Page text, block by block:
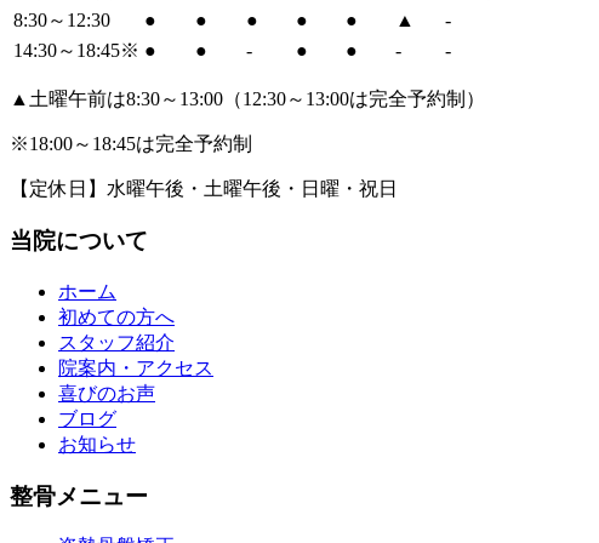
8:30～12:30
● ● ● ● ● ▲
-
14:30～18:45※ ● ● - ● ● - -
▲土曜午前は8:30～13:00（12:30～13:00は完全予約制）
※18:00～18:45は完全予約制
【定休日】水曜午後・土曜午後・日曜・祝日
当院について
ホーム
初めての方へ
スタッフ紹介
院案内・アクセス
喜びのお声
ブログ
お知らせ
整骨メニュー